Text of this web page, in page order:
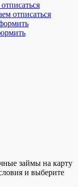
отписаться
займы на карту
и выберите